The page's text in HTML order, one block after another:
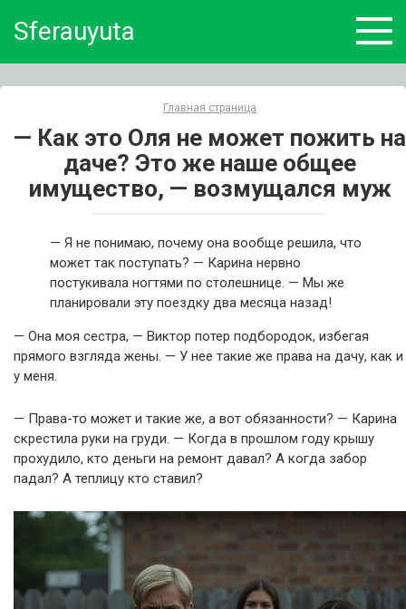
Sferauyuta
Главная страница
— Как это Оля не может пожить на
даче? Это же наше общее
имущество, — возмущался муж
— Я не понимаю, почему она вообще решила, что
может так поступать? — Карина нервно
постукивала ногтями по столешнице. — Мы же
планировали эту поездку два месяца назад!
— Она моя сестра, — Виктор потер подбородок, избегая
прямого взгляда жены. — У нее такие же права на дачу, как и
у меня.
— Права-то может и такие же, а вот обязанности? — Карина
скрестила руки на груди. — Когда в прошлом году крышу
прохудило, кто деньги на ремонт давал? А когда забор
падал? А теплицу кто ставил?